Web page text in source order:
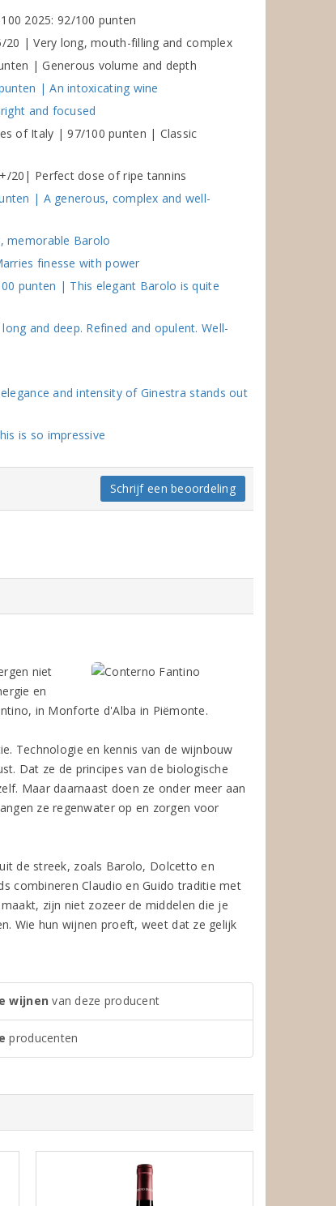
2025: 92/100 punten
20 | Very long, mouth-filling and complex
| Generous volume and depth
| An intoxicating wine
and focused
of Italy | 97/100 punten | Classic
20| Perfect dose of ripe tannins
| A generous, complex and well-
memorable Barolo
finesse with power
punten | This elegant Barolo is quite
and deep. Refined and opulent. Well-
and intensity of Ginestra stands out
is so impressive
Schrijf een beoordeling
niet
en
in Monforte d'Alba in Piëmonte.
Technologie en kennis van de wijnbouw
Dat ze de principes van de biologische
Maar daarnaast doen ze onder meer aan
ze regenwater op en zorgen voor
de streek, zoals Barolo, Dolcetto en
combineren Claudio en Guido traditie met
zijn niet zozeer de middelen die je
Wie hun wijnen proeft, weet dat ze gelijk
wijnen van deze producent
producenten